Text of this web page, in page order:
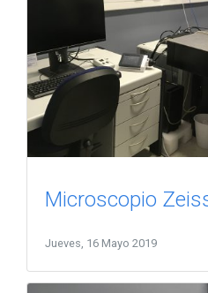
Microscopio
Jueves, 16 Mayo 2019